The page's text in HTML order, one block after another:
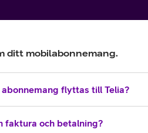
ditt mobilabonnemang.
flyttas till Telia?
faktura och betalning?